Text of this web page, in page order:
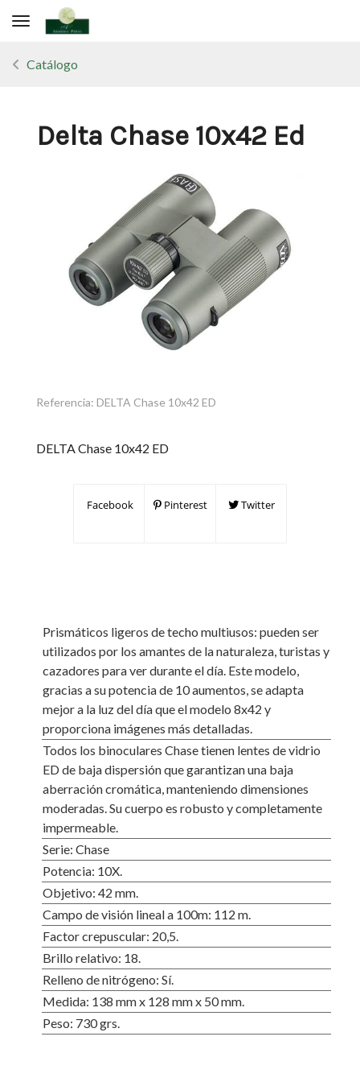
Toggle navigation
Catálogo
Delta Chase 10x42 Ed
Referencia: DELTA Chase 10x42 ED
DELTA Chase 10x42 ED
Facebook Pinterest Twitter
Prismáticos ligeros de techo multiusos: pueden ser
utilizados por los amantes de la naturaleza, turistas y
cazadores para ver durante el día. Este modelo,
gracias a su potencia de 10 aumentos, se adapta
mejor a la luz del día que el modelo 8x42 y
proporciona imágenes más detalladas.
Todos los binoculares Chase tienen lentes de vidrio
ED de baja dispersión que garantizan una baja
aberración cromática, manteniendo dimensiones
moderadas. Su cuerpo es robusto y completamente
impermeable.
Serie: Chase
Potencia: 10X.
Objetivo: 42 mm.
Campo de visión lineal a 100m: 112 m.
Factor crepuscular: 20,5.
Brillo relativo: 18.
Relleno de nitrógeno: Sí.
Medida: 138 mm x 128 mm x 50 mm.
Peso: 730 grs.